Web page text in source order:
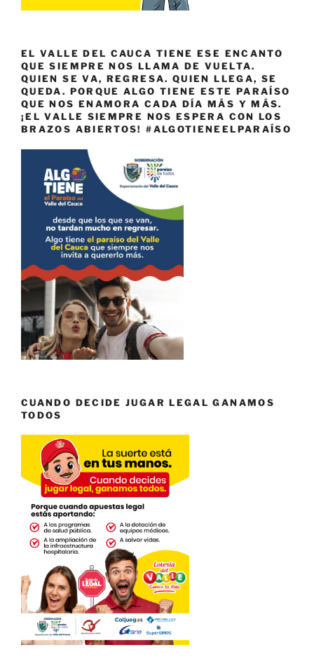
EL VALLE DEL CAUCA TIENE ESE ENCANTO
QUE SIEMPRE NOS LLAMA DE VUELTA.
QUIEN SE VA, REGRESA. QUIEN LLEGA, SE
QUEDA. PORQUE ALGO TIENE ESTE PARAÍSO
QUE NOS ENAMORA CADA DÍA MÁS Y MÁS.
¡EL VALLE SIEMPRE NOS ESPERA CON LOS
BRAZOS ABIERTOS! #ALGOTIENEELPARAÍSO
CUANDO DECIDE JUGAR LEGAL GANAMOS
TODOS